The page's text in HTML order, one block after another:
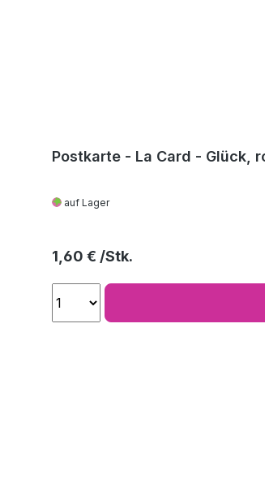
Postkarte - La Card - Glück,
auf Lager
Regulärer Preis:
1,60 €